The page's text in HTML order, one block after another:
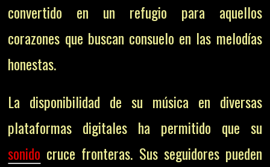
convertido en un refugio para aquellos
corazones que buscan consuelo en las melodías
honestas.
La disponibilidad de su música en diversas
plataformas digitales ha permitido que su
sonido cruce fronteras. Sus seguidores pueden